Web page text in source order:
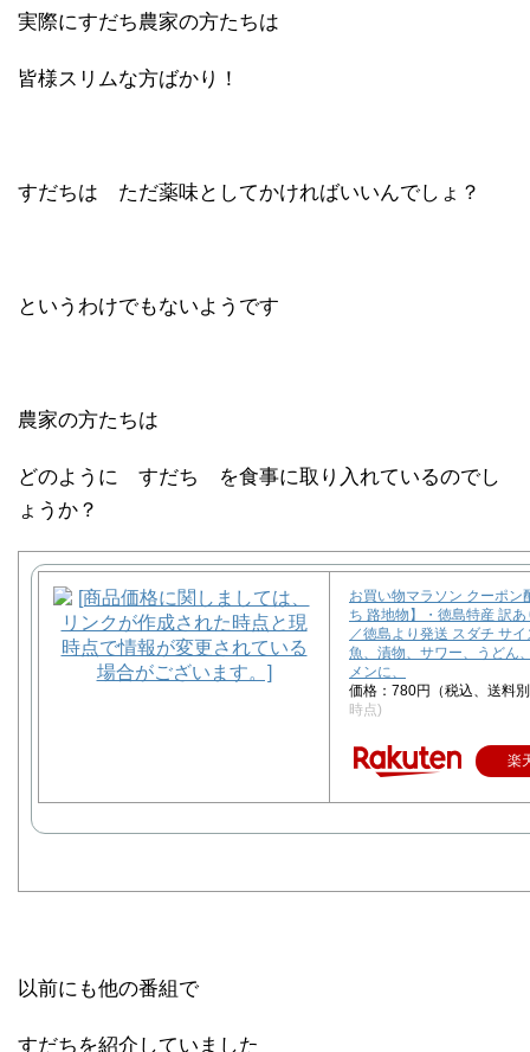
実際にすだち農家の方たちは
皆様スリムな方ばかり！
すだちは ただ薬味としてかければいいんでしょ？
というわけでもないようです
農家の方たちは
どのように すだち を食事に取り入れているのでし
ょうか？
お買い物マラソン クーポン
ち 路地物】・徳島特産 訳
／徳島より発送 スダチ サ
魚、漬物、サワー、うどん
メンに、
価格：780円（税込、送料
時点)
楽
以前にも他の番組で
すだちを紹介していました